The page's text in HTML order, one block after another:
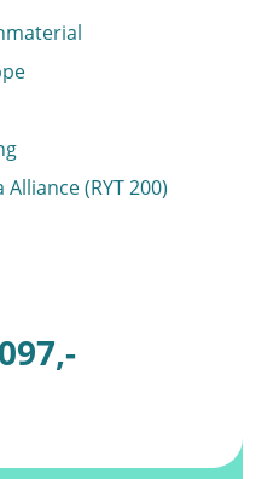
(RYT 200)